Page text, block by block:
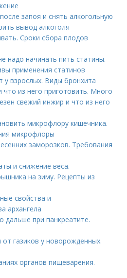
запоя и снять алкогольную
вывод алкоголя
Сроки сбора плодов
надо начинать пить статины.
применения статинов
у взрослых. Виды бронхита
из него приготовить. Много
свежий инжир и что из него
микрофлору кишечника.
микрофлоры
заморозков. Требования
и снижение веса.
на зиму. Рецепты из
свойства и
архангела
дальше при панкреатите.
от газиков у новорожденных.
органов пищеварения.